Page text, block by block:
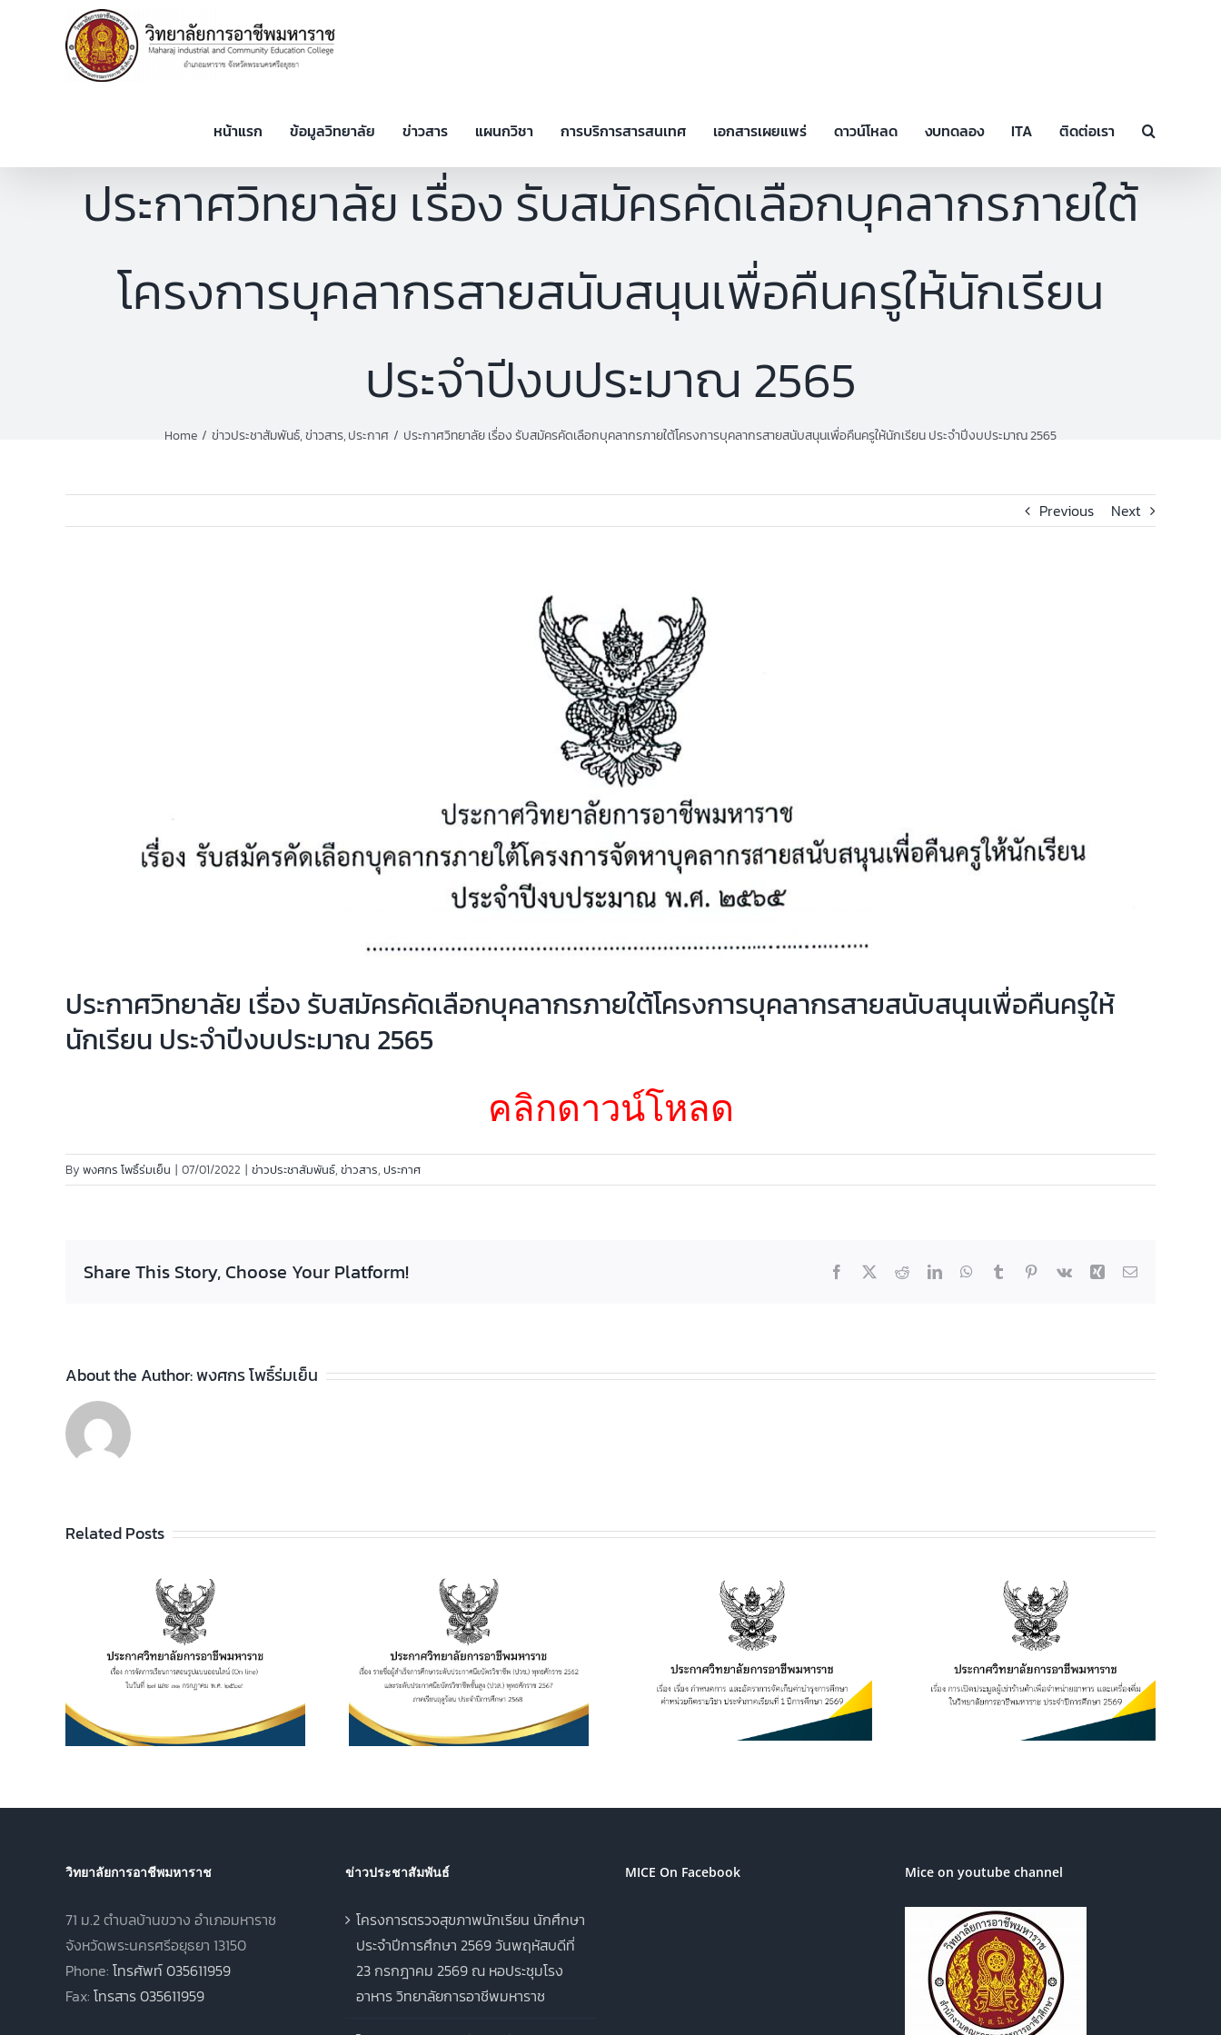
หน้าแรก ข้อมูลวิทยาลัย ข่าวสาร แผนกวิชา การบริการสารสนเทศ เอกสารเผยแพร่ ดาวน์โหลด งบทดลอง ITA ติดต่อเรา
ประกาศวิทยาลัย เรื่อง รับสมัครคัดเลือกบุคลากรภายใต้
โครงการบุคลากรสายสนับสนุนเพื่อคืนครูให้นักเรียน
ประจำปีงบประมาณ 2565
Home ข่าวประชาสัมพันธ์ ข่าวสาร ประกาศ ประกาศวิทยาลัย เรื่อง รับสมัครคัดเลือกบุคลากรภายใต้โครงการบุคลากรสายสนับสนุนเพื่อคืนครูให้นักเรียน ประจำปีงบประมาณ 2565
Previous Next
ประกาศวิทยาลัย เรื่อง รับสมัครคัดเลือกบุคลากรภายใต้โครงการบุคลากรสายสนับสนุนเพื่อคืนครูให้
นักเรียน ประจำปีงบประมาณ 2565
คลิกดาวน์โหลด
By พงศกร โพธิ์ร่มเย็น | 07/01/2022 | ข่าวประชาสัมพันธ์, ข่าวสาร, ประกาศ
Share This Story, Choose Your Platform! Facebook RedditLinkedInWhatsApp
Tumblr Pinterest
Vk Xing Email
About the Author:พงศกร โพธิ์ร่มเย็น
Related Posts
ประกาศวิทยาลัยฯ เรื่อง
รายชื่อผู้สำเร็จการศึกษา
ระดับประกาศนียบัตร
วิชาชีพ (ปวช.) พุทธศักราช
2562 และระดับ
ประกาศนียบัตรวิชาชีพชั้น
สูง (ปวส.) พุทธศักราช
2567 ภาคเรียนฤดูร้อน
ประกาศวิทยาลัยฯ เรื่อง
เรื่อง กำหนดการ และอัตรา
การจัดเก็บค่าบำรุงการ
ศึกษา ค่าหน่วยกิตรายวิชา
ประจำภาคเรียนที่ 1 ปีการ
ศึกษา 2569
ประกาศวิทยาลัยฯ เรื่อง
การเปิดประมูลผู้เช่าร้านค้า
เพื่อจำหน่ายอาหาร และ
เครื่องดื่ม ในวิทยาลัยการ
อาชีพมหาราช ประจำปีการ
ศึกษา 2569
วิทยาลัยการอาชีพมหาราช
71 ม.2 ตำบลบ้านขวาง อำเภอมหาราช
จังหวัดพระนครศรีอยุธยา 13150
Phone: โทรศัพท์ 035611959
Fax: โทรสาร 035611959
ข่าวประชาสัมพันธ์
โครงการตรวจสุขภาพนักเรียน นักศึกษา
ประจำปีการศึกษา 2569 วันพฤหัสบดีที่
23 กรกฎาคม 2569 ณ หอประชุมโรง
อาหาร วิทยาลัยการอาชีพมหาราช
MICE On Facebook Mice on youtube channel